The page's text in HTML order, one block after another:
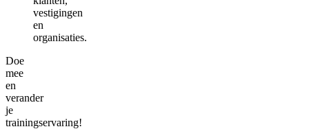
vestigingen
en
organisaties.
Doe
mee
en
verander
je
trainingservaring!